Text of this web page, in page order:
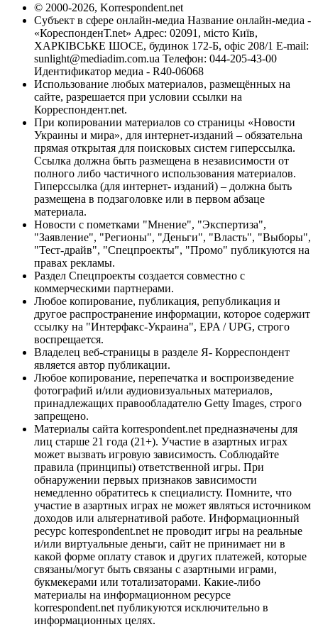
© 2000-2026, Korrespondent.net
Субъект в сфере онлайн-медиа Название онлайн-медиа -
«КореспонденТ.net» Адрес: 02091, місто Київ,
ХАРКІВСЬКЕ ШОСЕ, будинок 172-Б, офіс 208/1 E-mail:
sunlight@mediadim.com.ua Телефон: 044-205-43-00
Идентификатор медиа - R40-06068
Использование любых материалов, размещённых на
сайте, разрешается при условии ссылки на
Корреспондент.net.
При копировании материалов со страницы «Новости
Украины и мира», для интернет-изданий – обязательна
прямая открытая для поисковых систем гиперссылка.
Ссылка должна быть размещена в независимости от
полного либо частичного использования материалов.
Гиперссылка (для интернет- изданий) – должна быть
размещена в подзаголовке или в первом абзаце
материала.
Новости с пометками "Мнение", "Экспертиза",
"Заявление", "Регионы", "Деньги", "Власть", "Выборы",
"Тест-драйв", "Спецпроекты", "Промо" публикуются на
правах рекламы.
Раздел Спецпроекты создается совместно с
коммерческими партнерами.
Любое копирование, публикация, републикация и
другое распространение информации, которое содержит
ссылку на "Интерфакс-Украина", EPA / UPG, строго
воспрещается.
Владелец веб-страницы в разделе Я- Корреспондент
является автор публикации.
Любое копирование, перепечатка и воспроизведение
фотографий и/или аудиовизуальных материалов,
принадлежащих правообладателю Getty Images, строго
запрещено.
Материалы сайта korrespondent.net предназначены для
лиц старше 21 года (21+). Участие в азартных играх
может вызвать игровую зависимость. Соблюдайте
правила (принципы) ответственной игры. При
обнаружении первых признаков зависимости
немедленно обратитесь к специалисту. Помните, что
участие в азартных играх не может являться источником
доходов или альтернативой работе. Информационный
ресурс korrespondent.net не проводит игры на реальные
и/или виртуальные деньги, сайт не принимает ни в
какой форме оплату ставок и других платежей, которые
связаны/могут быть связаны с азартными играми,
букмекерами или тотализаторами. Какие-либо
материалы на информационном ресурсе
korrespondent.net публикуются исключительно в
информационных целях.